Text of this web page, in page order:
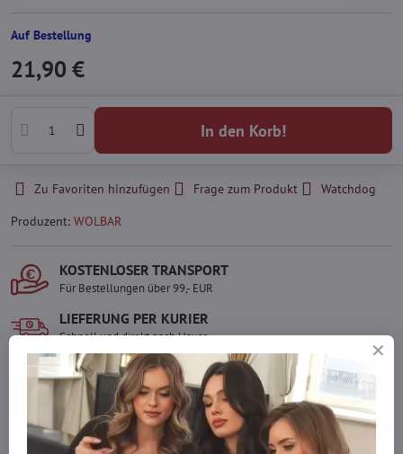
Auf Bestellung
21,90 €
In den Korb!
Zu Favoriten hinzufügen Frage zum Produkt
Watchdog
Produzent: WOLBAR
KOSTENLOSER TRANSPORT
Für Bestellungen über 99,- EUR
LIEFERUNG PER KURIER
Schnell und direkt nach Hause.
SICHERE ZAHLUNGEN
Gesicherte Online-Zahlungen
Ware auf Lager
Wir versenden sofort